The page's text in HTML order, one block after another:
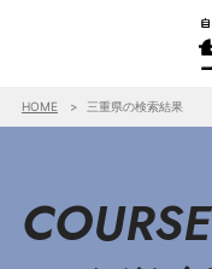
HOME 三重県の検索結果
COURSE